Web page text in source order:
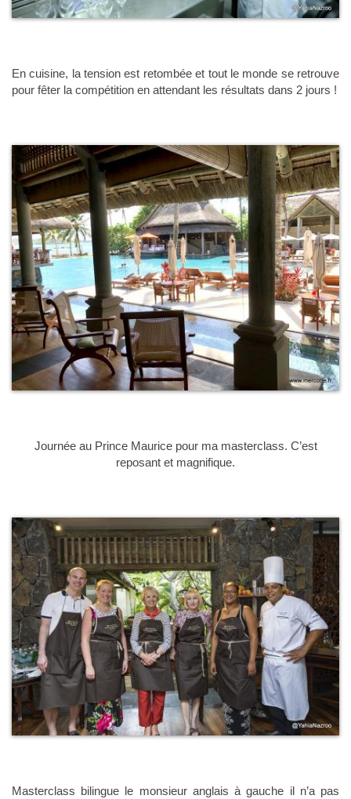
En cuisine, la tension est retombée et tout le monde se retrouve
pour fêter la compétition en attendant les résultats dans 2 jours !
Journée au Prince Maurice pour ma masterclass. C’est
reposant et magnifique.
Masterclass bilingue le monsieur anglais à gauche il n’a pas